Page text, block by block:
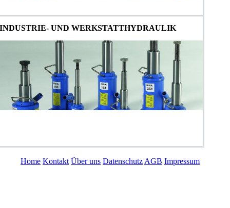
INDUSTRIE- UND WERKSTATTHYDRAULIK
Home Kontakt Über uns Datenschutz AGB Impressum